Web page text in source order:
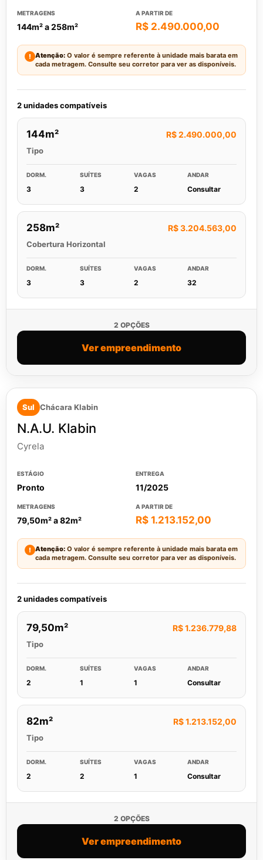
METRAGENS
144m² a 258m²
A PARTIR DE
R$ 2.490.000,00
! Atenção: O valor é sempre referente à unidade mais barata em
cada metragem. Consulte seu corretor para ver as disponíveis.
2 unidades compatíveis
144m² R$ 2.490.000,00
Tipo
DORM.
3
SUÍTES
3
VAGAS
2
ANDAR
Consultar
258m² R$ 3.204.563,00
Cobertura Horizontal
DORM.
3
SUÍTES
3
VAGAS
2
ANDAR
32
2 OPÇÕES
Ver empreendimento
Sul Chácara Klabin
N.A.U. Klabin
Cyrela
ESTÁGIO
Pronto
ENTREGA
11/2025
METRAGENS
79,50m² a 82m²
A PARTIR DE
R$ 1.213.152,00
! Atenção: O valor é sempre referente à unidade mais barata em
cada metragem. Consulte seu corretor para ver as disponíveis.
2 unidades compatíveis
79,50m² R$ 1.236.779,88
Tipo
DORM.
2
SUÍTES
1
VAGAS
1
ANDAR
Consultar
82m² R$ 1.213.152,00
Tipo
DORM.
2
SUÍTES
2
VAGAS
1
ANDAR
Consultar
2 OPÇÕES
Ver empreendimento